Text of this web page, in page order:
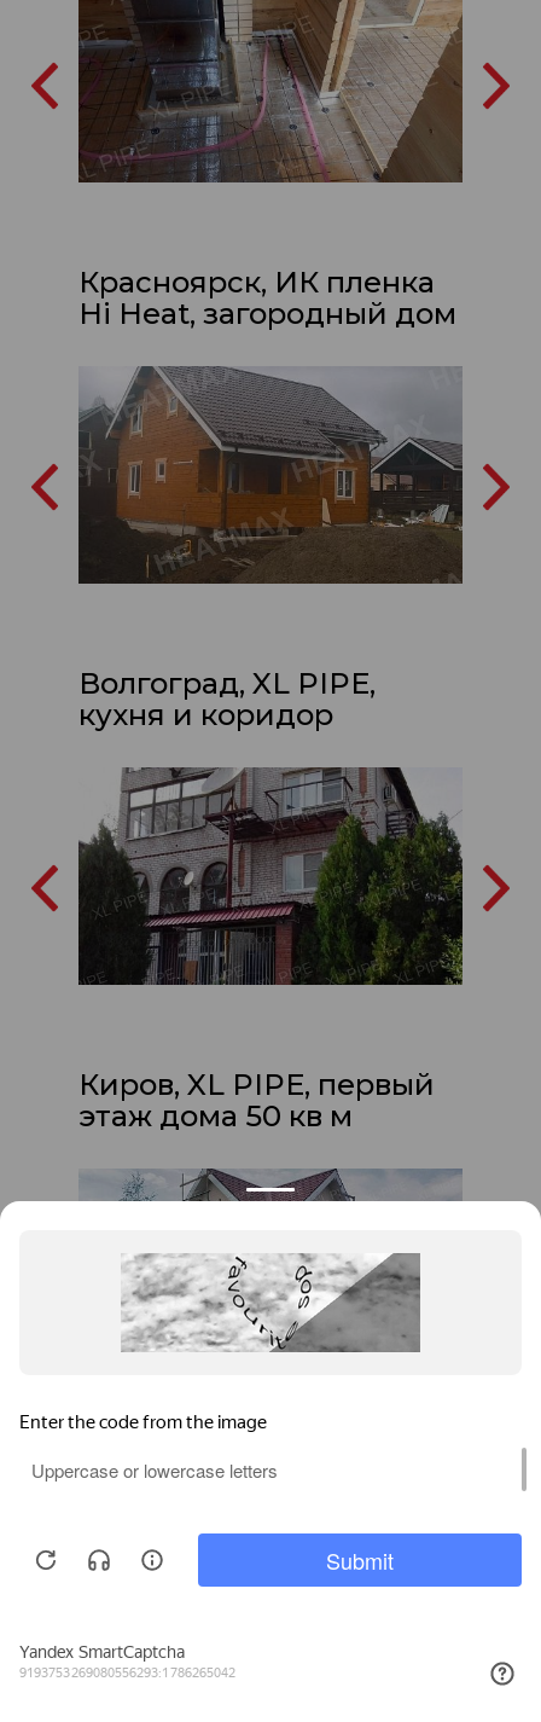
Красноярск, ИК пленка
Hi Heat, загородный дом
Волгоград, XL PIPE,
кухня и коридор
Киров, XL PIPE, первый
этаж дома 50 кв м
Павлодар, XL PIPE,
Позвонить